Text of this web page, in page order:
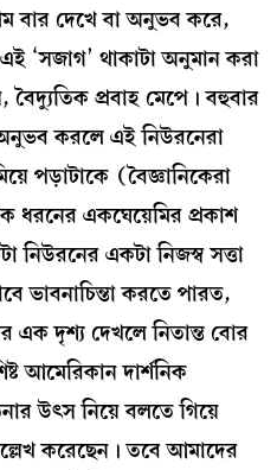
বার দেখে বা অনুভব করে,
‘সজাগ’ থাকাটা অনুমান করা
প্রবাহ মেপে। বহুবার
করলে এই নিউরনেরা
পড়াটাকে (বৈজ্ঞানিকেরা
ধরনের একঘেয়েমির প্রকাশ
নিউরনের একটা নিজস্ব সত্তা
ভাবনাচিন্তা করতে পারত,
এক দৃশ্য দেখলে নিতান্ত বোর
আমেরিকান দার্শনিক
উৎস নিয়ে বলতে গিয়ে
করেছেন। তবে আমাদের